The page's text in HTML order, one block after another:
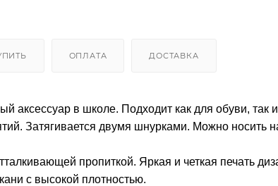
ОПЛАТА ДОСТАВКА
аксессуар в школе. Подходит как для обуви, так
Затягивается двумя шнурками. Можно носить
пропиткой. Яркая и четкая печать
с высокой плотностью.